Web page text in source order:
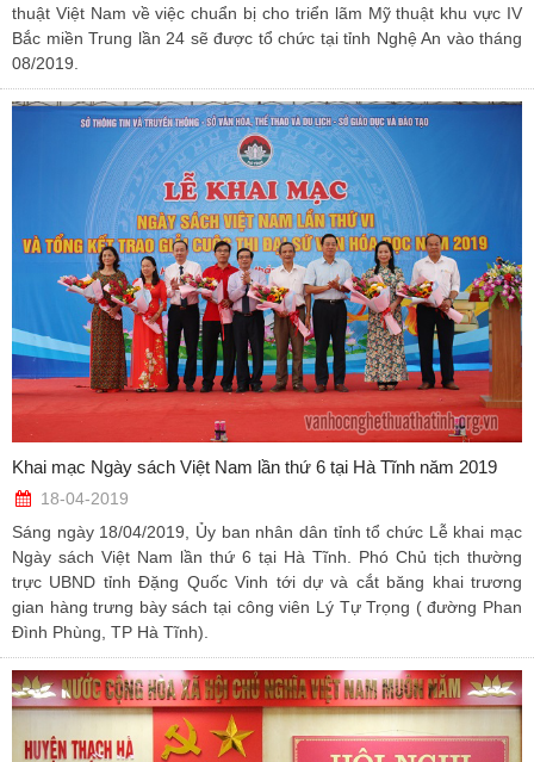
thuật Việt Nam về việc chuẩn bị cho triển lãm Mỹ thuật khu vực IV
Bắc miền Trung lần 24 sẽ được tổ chức tại tỉnh Nghệ An vào tháng
08/2019.
Khai mạc Ngày sách Việt Nam lần thứ 6 tại Hà Tĩnh năm 2019
18-04-2019
Sáng ngày 18/04/2019, Ủy ban nhân dân tỉnh tổ chức Lễ khai mạc
Ngày sách Việt Nam lần thứ 6 tại Hà Tĩnh. Phó Chủ tịch thường
trực UBND tỉnh Đặng Quốc Vinh tới dự và cắt băng khai trương
gian hàng trưng bày sách tại công viên Lý Tự Trọng ( đường Phan
Đình Phùng, TP Hà Tĩnh).